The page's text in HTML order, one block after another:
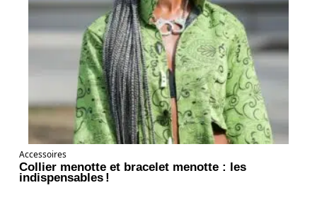
Accessoires
Collier menotte et bracelet menotte : les
indispensables !